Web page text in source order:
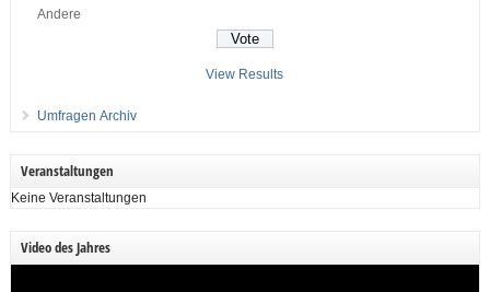
Andere
View Results
Umfragen Archiv
Veranstaltungen
Keine Veranstaltungen
Video des Jahres